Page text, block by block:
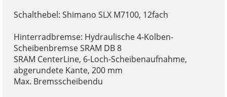
Schalthebel: Shimano SLX M7100, 12fach
Hinterradbremse: Hydraulische 4-Kolben-
Scheibenbremse SRAM DB 8
SRAM CenterLine, 6-Loch-Scheibenaufnahme,
abgerundete Kante, 200 mm
Max. Bremsscheibendu